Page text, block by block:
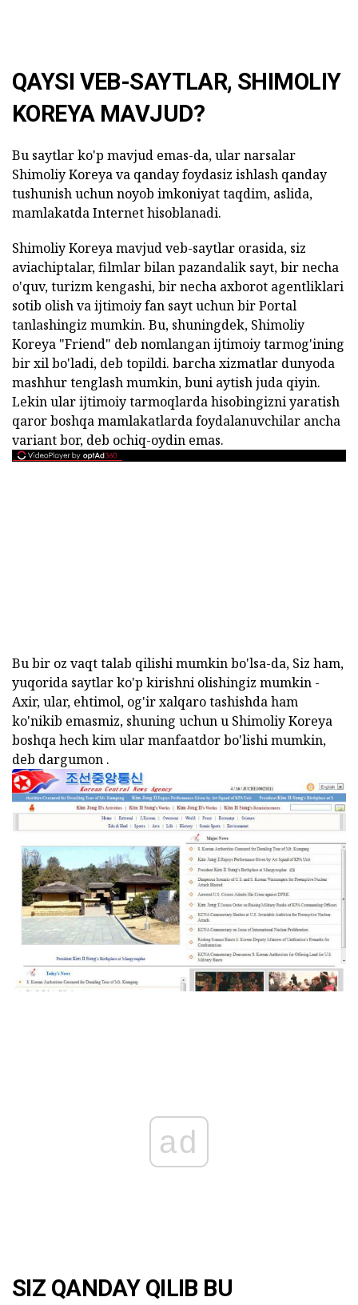
QAYSI VEB-SAYTLAR, SHIMOLIY
KOREYA MAVJUD?
Bu saytlar ko'p mavjud emas-da, ular narsalar
Shimoliy Koreya va qanday foydasiz ishlash qanday
tushunish uchun noyob imkoniyat taqdim, aslida,
mamlakatda Internet hisoblanadi.
Shimoliy Koreya mavjud veb-saytlar orasida, siz
aviachiptalar, filmlar bilan pazandalik sayt, bir necha
o'quv, turizm kengashi, bir necha axborot agentliklari
sotib olish va ijtimoiy fan sayt uchun bir Portal
tanlashingiz mumkin. Bu, shuningdek, Shimoliy
Koreya "Friend" deb nomlangan ijtimoiy tarmog'ining
bir xil bo'ladi, deb topildi. barcha xizmatlar dunyoda
mashhur tenglash mumkin, buni aytish juda qiyin.
Lekin ular ijtimoiy tarmoqlarda hisobingizni yaratish
qaror boshqa mamlakatlarda foydalanuvchilar ancha
variant bor, deb ochiq-oydin emas.
Bu bir oz vaqt talab qilishi mumkin bo'lsa-da, Siz ham,
yuqorida saytlar ko'p kirishni olishingiz mumkin -
Axir, ular, ehtimol, og'ir xalqaro tashishda ham
ko'nikib emasmiz, shuning uchun u Shimoliy Koreya
boshqa hech kim ular manfaatdor bo'lishi mumkin,
deb dargumon .
ad
SIZ QANDAY QILIB BU